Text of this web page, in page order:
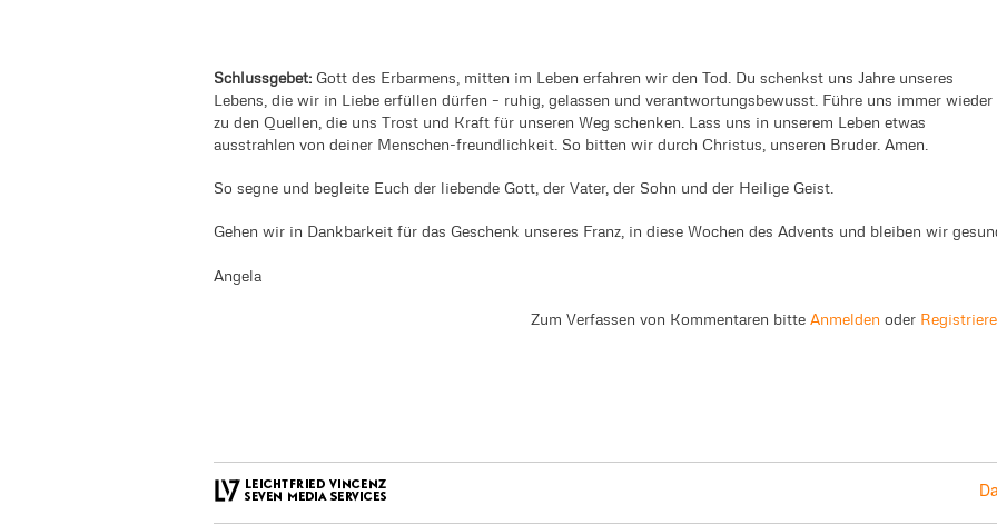
Schlussgebet: Gott des Erbarmens, mitten im Leben erfahren wir den Tod. Du schenkst uns Jahre unseres
Lebens, die wir in Liebe erfüllen dürfen – ruhig, gelassen und verantwortungsbewusst. Führe uns immer wieder
zu den Quellen, die uns Trost und Kraft für unseren Weg schenken. Lass uns in unserem Leben etwas
ausstrahlen von deiner Menschen-freundlichkeit. So bitten wir durch Christus, unseren Bruder. Amen.
So segne und begleite Euch der liebende Gott, der Vater, der Sohn und der Heilige Geist.
Gehen wir in Dankbarkeit für das Geschenk unseres Franz, in diese Wochen des Advents und bleiben wir
Angela
Zum Verfassen von Kommentaren bitteAnmelden oder